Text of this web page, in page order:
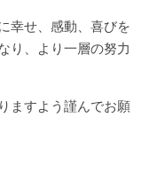
幸せ、感動、喜びを
り、より一層の努力
ますよう謹んでお願